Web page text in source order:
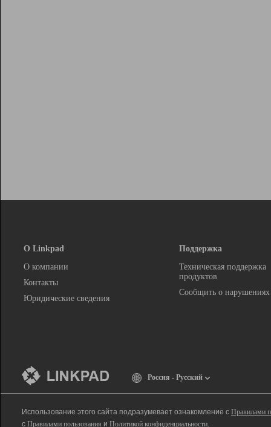
О Linkpad
О компании
Контакты
Юридические сведения
Поддержка
Техническая поддержка
продуктов
Сообщить о нарушениях
Россия - Русский
Использование этого сайта подразумевает ознакомление с Правилами
с Правилами пользования и Политикой конфиденциальности.